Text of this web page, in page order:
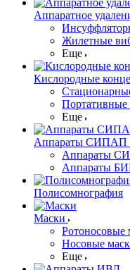
Аппаратное
Жилетные
Еще
Кислородные
Портативные
Еще
Аппараты
Аппараты
Аппараты
Полисомнография
Маски
Ротоносовые
Носовые
Еще